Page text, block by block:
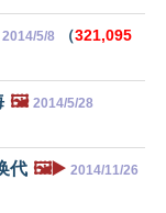
2014/5/8 （321,095
🖼️ 2014/5/28
代 🖼️▶️ 2014/11/26